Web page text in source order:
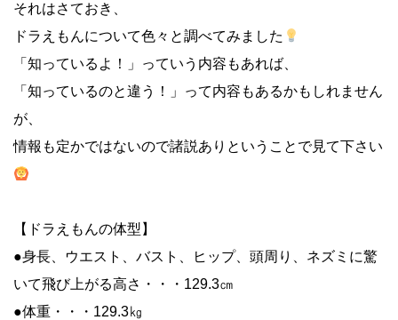
それはさておき、
ドラえもんについて色々と調べてみました
「知っているよ！」っていう内容もあれば、
「知っているのと違う！」って内容もあるかもしれません
が、
情報も定かではないので諸説ありということで見て下さい
【ドラえもんの体型】
●身長、ウエスト、バスト、ヒップ、頭周り、ネズミに驚
いて飛び上がる高さ・・・129.3㎝
●体重・・・129.3㎏